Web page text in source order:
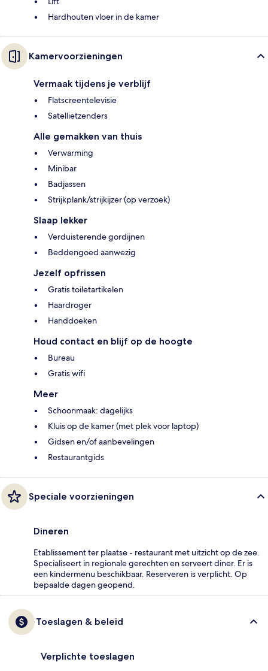
Hardhouten vloer in de kamer
Kamervoorzieningen
Vermaak tijdens je verblijf
Flatscreentelevisie
Satellietzenders
Alle gemakken van thuis
Verwarming
Minibar
Badjassen
Strijkplank/strijkijzer (op verzoek)
Slaap lekker
Verduisterende gordijnen
Beddengoed aanwezig
Jezelf opfrissen
Gratis toiletartikelen
Haardroger
Handdoeken
Houd contact en blijf op de hoogte
Bureau
Gratis wifi
Meer
Schoonmaak: dagelijks
Kluis op de kamer (met plek voor laptop)
Gidsen en/of aanbevelingen
Restaurantgids
Speciale voorzieningen
Dineren
Etablissement ter plaatse - restaurant met uitzicht op de zee.
Specialiseert in regionale gerechten en serveert diner. Er is
een kindermenu beschikbaar. Reserveren is verplicht. Op
bepaalde dagen geopend.
Toeslagen & beleid
Verplichte toeslagen